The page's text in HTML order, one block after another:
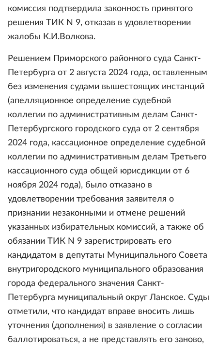
комиссия подтвердила законность принятого
решения ТИК N 9, отказав в удовлетворении
жалобы К.И.Волкова.
Решением Приморского районного суда Санкт-
Петербурга от 2 августа 2024 года, оставленным
без изменения судами вышестоящих инстанций
(апелляционное определение судебной
коллегии по административным делам Санкт-
Петербургского городского суда от 2 сентября
2024 года, кассационное определение судебной
коллегии по административным делам Третьего
кассационного суда общей юрисдикции от 6
ноября 2024 года), было отказано в
удовлетворении требования заявителя о
признании незаконными и отмене решений
указанных избирательных комиссий, а также об
обязании ТИК N 9 зарегистрировать его
кандидатом в депутаты Муниципального Совета
внутригородского муниципального образования
города федерального значения Санкт-
Петербурга муниципальный округ Ланское. Суды
отметили, что кандидат вправе вносить лишь
уточнения (дополнения) в заявление о согласии
баллотироваться, а не представлять его заново,